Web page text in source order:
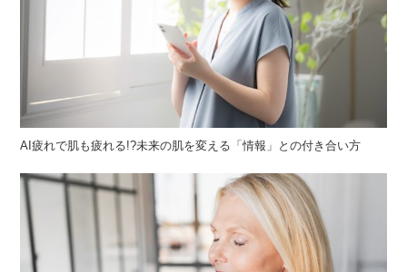
AI疲れで肌も疲れる!?未来の肌を変える「情報」との付き合い方